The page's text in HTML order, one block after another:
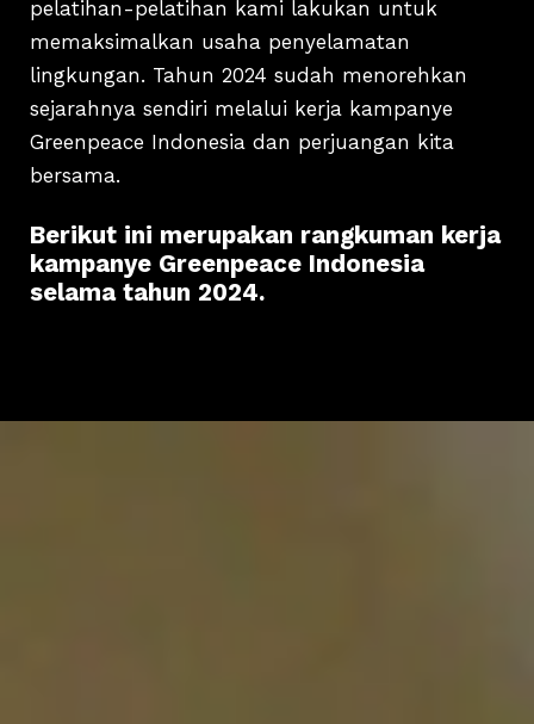
pelatihan-pelatihan kami lakukan untuk
memaksimalkan usaha penyelamatan
lingkungan. Tahun 2024 sudah menorehkan
sejarahnya sendiri melalui kerja kampanye
Greenpeace Indonesia dan perjuangan kita
bersama.
Berikut ini merupakan rangkuman kerja
kampanye Greenpeace Indonesia
selama tahun 2024.